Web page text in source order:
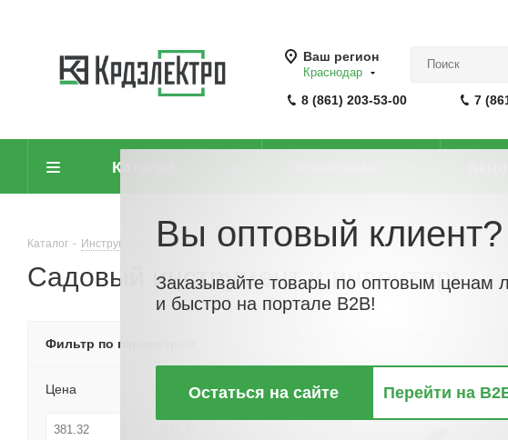
Ваш регион
Краснодар
8 (861) 203-53-00 7
Каталог
Каталог - Инструмент, измерительные приборы и средства защиты - Техника и
Садовый инструмент и инвентарь
Фильтр по параметрам
Цена
Вы оптовый клиент?
Заказывайте товары по оптовым ценам
и быстро на портале B2B!
Остаться на сайте Перейти на